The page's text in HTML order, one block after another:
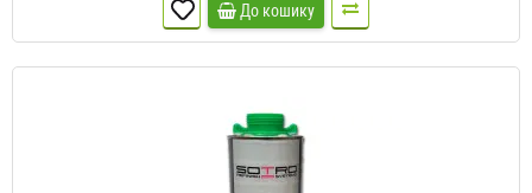
До кошику